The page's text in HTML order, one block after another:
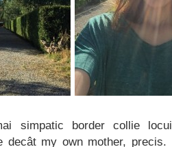
simpatic border collie
decât my own mother,